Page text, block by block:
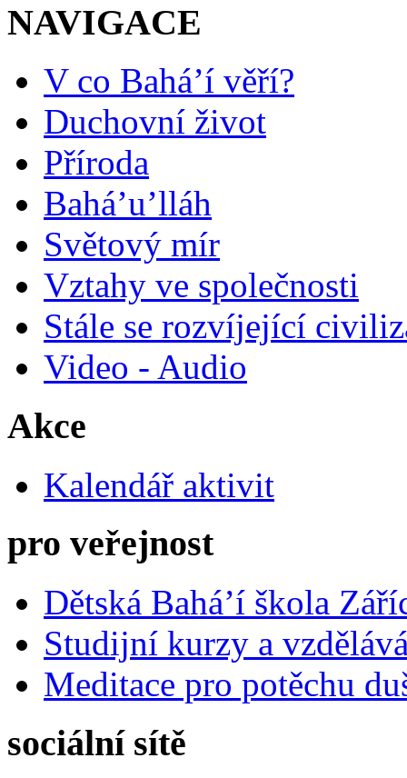
NAVIGACE
V co Bahá’í věří?
Duchovní život
Příroda
Bahá’u’lláh
Světový mír
Vztahy ve společnosti
Stále se rozvíjející
Video - Audio
Akce
Kalendář aktivit
pro veřejnost
Dětská Bahá’í škola
Studijní kurzy a
Meditace pro potěchu
sociální sítě